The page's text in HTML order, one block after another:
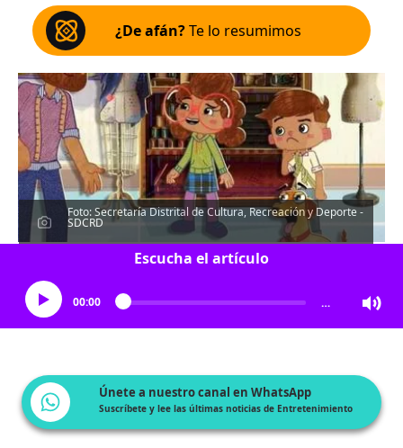
¿De afán?Te lo resumimos
Foto: Secretaría Distrital de Cultura, Recreación y Deporte -
SDCRD
Escucha el artículo
00:00 …
Únete a nuestro canal en WhatsApp
Suscríbete y lee las últimas noticias de Entretenimiento